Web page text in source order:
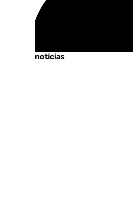
Últimas noticias